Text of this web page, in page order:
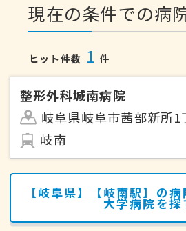
現在の条件での病
ヒット件数 1 件
整形外科城南病院
岐阜県岐阜市茜部新所1
岐南
【岐阜県】【岐南駅】の
大学病院を探